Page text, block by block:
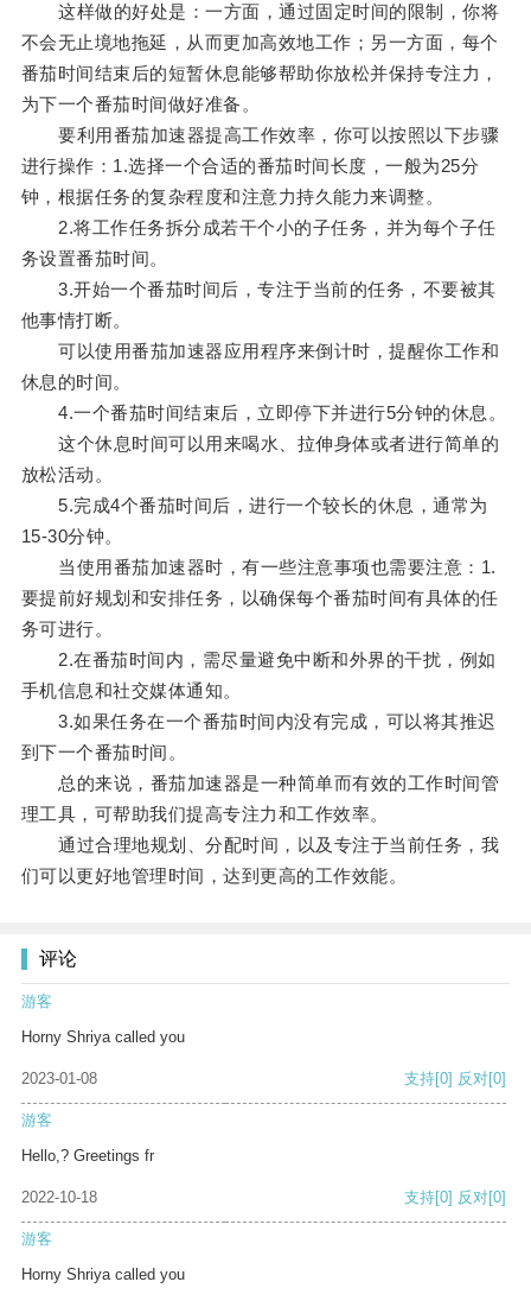
这样做的好处是：一方面，通过固定时间的限制，你将
不会无止境地拖延，从而更加高效地工作；另一方面，每个
番茄时间结束后的短暂休息能够帮助你放松并保持专注力，
为下一个番茄时间做好准备。
要利用番茄加速器提高工作效率，你可以按照以下步骤
进行操作：1.选择一个合适的番茄时间长度，一般为25分
钟，根据任务的复杂程度和注意力持久能力来调整。
2.将工作任务拆分成若干个小的子任务，并为每个子任
务设置番茄时间。
3.开始一个番茄时间后，专注于当前的任务，不要被其
他事情打断。
可以使用番茄加速器应用程序来倒计时，提醒你工作和
休息的时间。
4.一个番茄时间结束后，立即停下并进行5分钟的休息。
这个休息时间可以用来喝水、拉伸身体或者进行简单的
放松活动。
5.完成4个番茄时间后，进行一个较长的休息，通常为
15-30分钟。
当使用番茄加速器时，有一些注意事项也需要注意：1.
要提前好规划和安排任务，以确保每个番茄时间有具体的任
务可进行。
2.在番茄时间内，需尽量避免中断和外界的干扰，例如
手机信息和社交媒体通知。
3.如果任务在一个番茄时间内没有完成，可以将其推迟
到下一个番茄时间。
总的来说，番茄加速器是一种简单而有效的工作时间管
理工具，可帮助我们提高专注力和工作效率。
通过合理地规划、分配时间，以及专注于当前任务，我
们可以更好地管理时间，达到更高的工作效能。
评论
游客
Horny Shriya called you
2023-01-08 支持[0] 反对[0]
游客
Hello,? Greetings fr
2022-10-18 支持[0] 反对[0]
游客
Horny Shriya called you